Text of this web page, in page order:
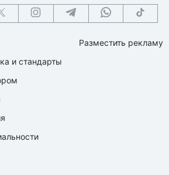
и стандарты
Разместить рекламу